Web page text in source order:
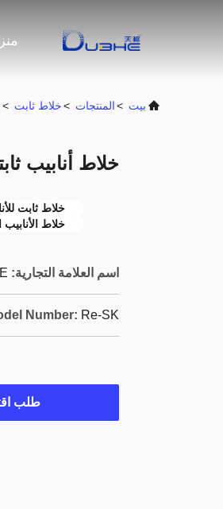
بيت >المنتجات >خلاط ثابت >
خلاط أنابيب ثابتة
خلاط ثابت
خلاط
اسم العلامة التجارية:
Number: Re-SK
طلب